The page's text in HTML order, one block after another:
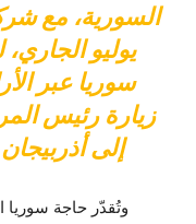
يوليو
سوريا عبر
زيارة رئيس
إلى